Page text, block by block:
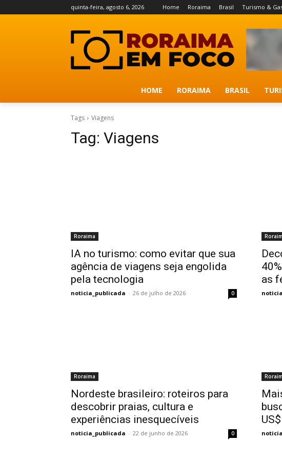
quinta-feira, agosto 6, 2026 Home Roraima Brasil Turismo &
HOME RORAIMA BRASIL
Tags Viagens
Tag: Viagens
Roraima
IA no turismo: como evitar que sua
agência de viagens seja engolida
pela tecnologia
noticia_publicada - 26 de julho de 2026 0
as
Roraima
Nordeste brasileiro: roteiros para
descobrir praias, cultura e
experiências inesquecíveis
noticia_publicada - 22 de junho de 2026 0